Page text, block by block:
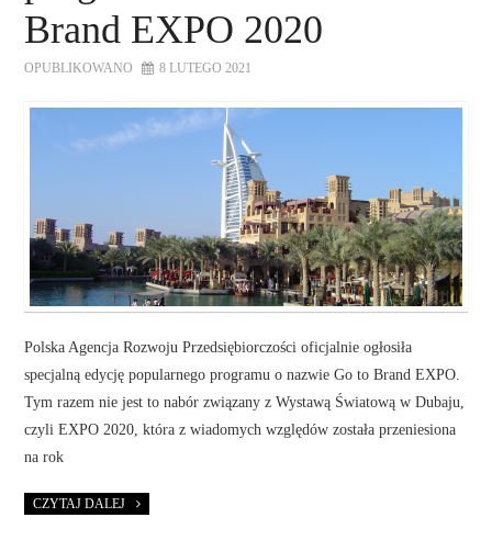
KONTAKT
Brand EXPO 2020
OPUBLIKOWANO 8 LUTEGO 2021
Polska Agencja Rozwoju Przedsiębiorczości oficjalnie ogłosiła
specjalną edycję popularnego programu o nazwie Go to Brand EXPO.
Tym razem nie jest to nabór związany z Wystawą Światową w Dubaju,
czyli EXPO 2020, która z wiadomych względów została przeniesiona
na rok
CZYTAJ DALEJ